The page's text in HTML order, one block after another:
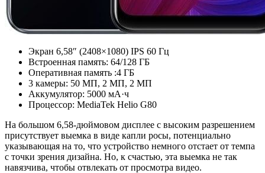
Экран 6,58″ (2408×1080) IPS 60 Гц
Встроенная память: 64/128 ГБ
Оперативная память :4 ГБ
3 камеры: 50 МП, 2 МП, 2 МП
Аккумулятор: 5000 мА·ч
Процессор: MediaTek Helio G80
На большом 6,58-дюймовом дисплее с высоким разрешением
присутствует выемка в виде капли росы, потенциально
указывающая на то, что устройство немного отстает от темпа
с точки зрения дизайна. Но, к счастью, эта выемка не так
навязчива, чтобы отвлекать от просмотра видео.